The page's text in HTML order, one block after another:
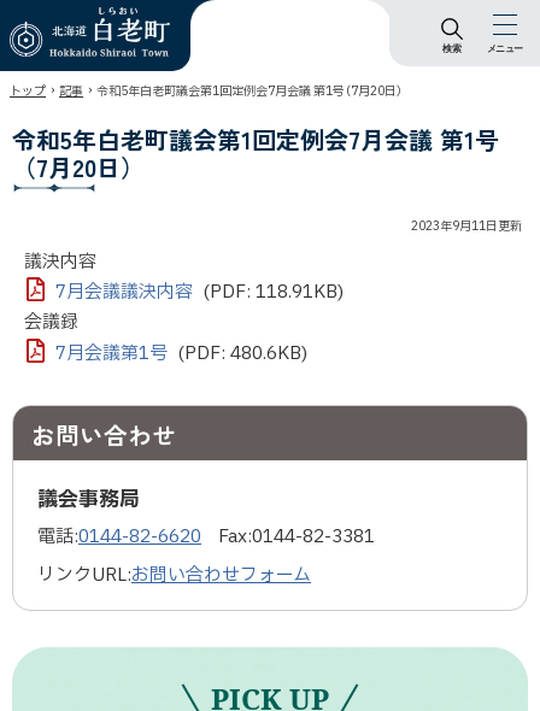
北海道 白老町
Hokkaido Shiraoi
Town
メニュー
検索
トップ › 記事 › 令和5年白老町議会第1回定例会7月会議 第1号（7月20日）
令和5年白老町議会第1回定例会7月会議 第1号
（7月20日）
2023年9月11日 更新
議決内容
7月会議議決内容 (PDF: 118.91KB)
会議録
7月会議第1号 (PDF: 480.6KB)
お問い合わせ
議会事務局
電話:0144-82-6620 Fax:0144-82-3381
リンクURL:お問い合わせフォーム
PICK UP